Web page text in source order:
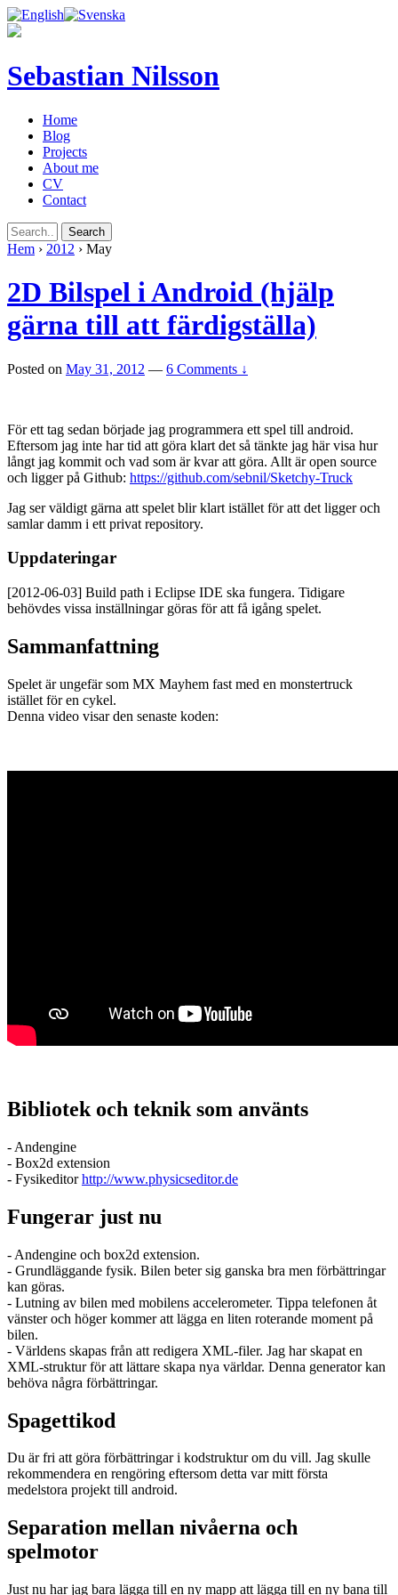
Sebastian Nilsson
Home
Blog
Projects
About me
CV
Contact
Hem › 2012 › May
2D Bilspel i Android (hjälp
gärna till att färdigställa)
Posted on May 31, 2012 — 6 Comments ↓
För ett tag sedan började jag programmera ett spel till android.
Eftersom jag inte har tid att göra klart det så tänkte jag här visa hur
långt jag kommit och vad som är kvar att göra. Allt är open source
och ligger på Github: https://github.com/sebnil/Sketchy-Truck
Jag ser väldigt gärna att spelet blir klart istället för att det ligger och
samlar damm i ett privat repository.
Uppdateringar
[2012-06-03] Build path i Eclipse IDE ska fungera. Tidigare
behövdes vissa inställningar göras för att få igång spelet.
Sammanfattning
Spelet är ungefär som MX Mayhem fast med en monstertruck
istället för en cykel.
Denna video visar den senaste koden:
Bibliotek och teknik som använts
- Andengine
- Box2d extension
- Fysikeditorhttp://www.physicseditor.de
Fungerar just nu
- Andengine och box2d extension.
- Grundläggande fysik. Bilen beter sig ganska bra men förbättringar
kan göras.
- Lutning av bilen med mobilens accelerometer. Tippa telefonen åt
vänster och höger kommer att lägga en liten roterande moment på
bilen.
- Världens skapas från att redigera XML-filer. Jag har skapat en
XML-struktur för att lättare skapa nya världar. Denna generator kan
behöva några förbättringar.
Spagettikod
Du är fri att göra förbättringar i kodstruktur om du vill. Jag skulle
rekommendera en rengöring eftersom detta var mitt första
medelstora projekt till android.
Separation mellan nivåerna och
spelmotor
Just nu har jag bara lägga till en ny mapp att lägga till en ny bana till